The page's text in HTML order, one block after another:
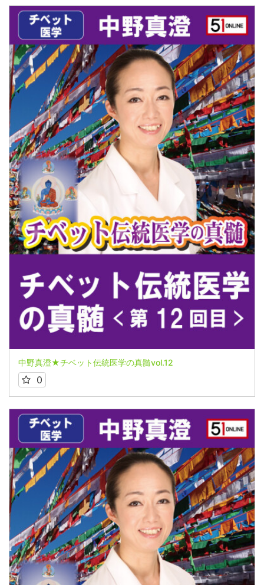
中野真澄★チベット伝統医学の真髄vol.12
0